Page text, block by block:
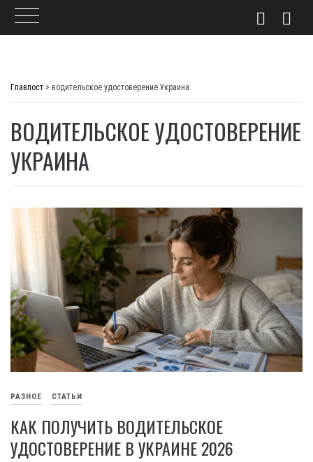
Главпост > водительское удостоверение Украина
ВОДИТЕЛЬСКОЕ УДОСТОВЕРЕНИЕ
УКРАИНА
РАЗНОЕ СТАТЬИ
КАК ПОЛУЧИТЬ ВОДИТЕЛЬСКОЕ
УДОСТОВЕРЕНИЕ В УКРАИНЕ 2026